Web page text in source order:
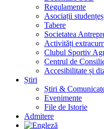
Regulamente
Asociații
Tabere
Societatea
Activități
Clubul Sportiv
Centrul de
Accesibilitate și
Știri
Știri &
Evenimente
File de Istorie
Admitere